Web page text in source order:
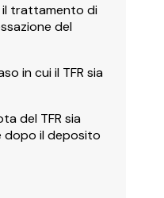
il trattamento di
del
in cui il TFR sia
del TFR sia
dopo il deposito